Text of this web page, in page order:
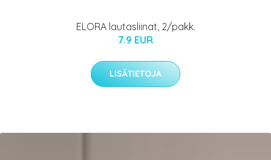
ELORA lautasliinat, 2/pakk.
7.9 EUR
LISÄTIETOJA